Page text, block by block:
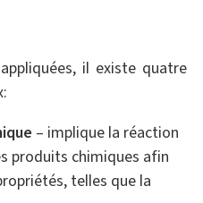
il existe quatre
– implique la réaction
produits chimiques afin
telles que la